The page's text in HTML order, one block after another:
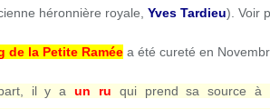
héronnière royale, Yves Tardieu). Voir
de la Petite Ramée a été cureté en
il y aun ru qui prend sa source à